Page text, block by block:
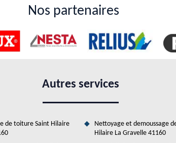
recommander de demander à Duval Rénovation &
défier toute concurrence. Si vous avez besoin de
La Gravelle dans le 41160 et les
des toits plaques acier. Il est nécessaire d'utiliser
intéressants et accessibles à tous.
Nos partenaires
Autres services
de toiture Saint Hilaire
Nettoyage et demoussage
Hilaire La Gravelle 41160